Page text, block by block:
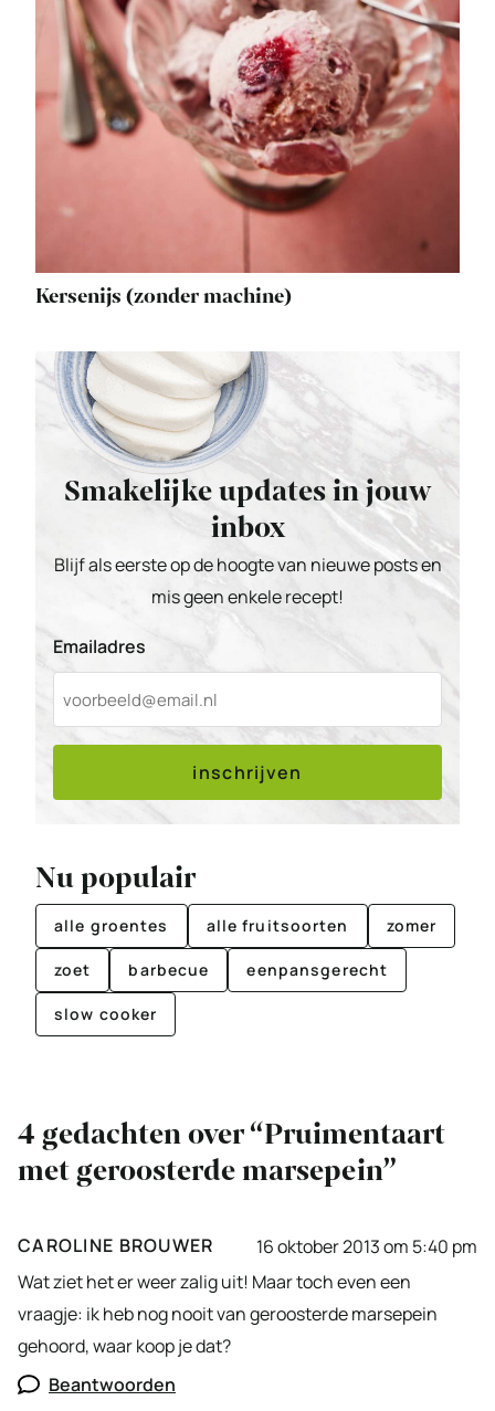
Kersenijs (zonder machine)
Smakelijke updates in jouw
inbox
Blijf als eerste op de hoogte van nieuwe posts en
mis geen enkele recept!
Emailadres
inschrijven
Nu populair
alle groentes alle fruitsoorten zomer
zoet barbecue eenpansgerecht
slow cooker
4 gedachten over “Pruimentaart
met geroosterde marsepein”
CAROLINE BROUWER
16 oktober 2013 om 5:40 pm
Wat ziet het er weer zalig uit! Maar toch even een
vraagje: ik heb nog nooit van geroosterde marsepein
gehoord, waar koop je dat?
Beantwoorden